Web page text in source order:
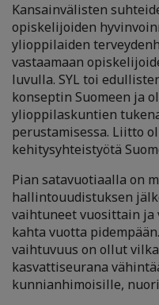
Kansainvälisten
opiskelijoiden
ylioppilaiden
vastaamaan
luvulla. SYL toi
konseptin Suomeen ja
ylioppilaskuntien
perustamisessa. Liitto
kehitysyhteistyötä
Pian satavuotiaalla on
hallintouudistuksen
vaihtuneet vuosittain ja
kahta vuotta
vaihtuvuus on ollut
kasvattiseurana
kunnianhimoisille,